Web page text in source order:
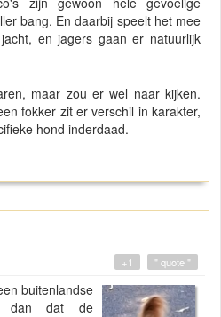
bang. En daarbij speelt het mee
en jagers gaan er natuurlijk
maar zou er wel naar kijken.
fokker zit er verschil in karakter,
hond inderdaad.
" quote "
+1
buitenlandse
dan dat de